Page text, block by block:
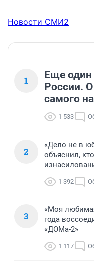
Новости СМИ2
1
Еще один
России.
самого
1 533
2
«Дело не в
объяснил,
1 392
3
«Моя
года
«ДОМа-2»
1 117